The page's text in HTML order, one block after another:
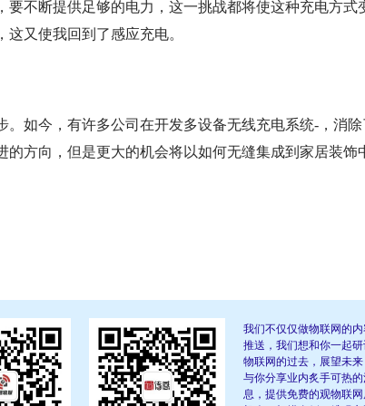
不断提供足够的电力，这一挑战都将使这种充电方式
又使我回到了感应充电。
如今，有许多公司在开发多设备无线充电系统-，消除
方向，但是更大的机会将以如何无缝集成到家居装饰
我们不仅仅做物联网的
推送，我们想和你一起
物联网的过去，展望未来
与你分享业内炙手可热
息，提供免费的观物联网